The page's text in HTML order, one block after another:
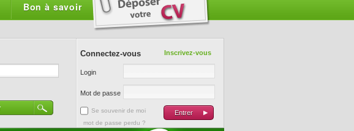
Bon à savoir
Connectez-vous Inscrivez-vous
Login
Mot de passe
mot de passe perdu ?
Se souvenir de moi